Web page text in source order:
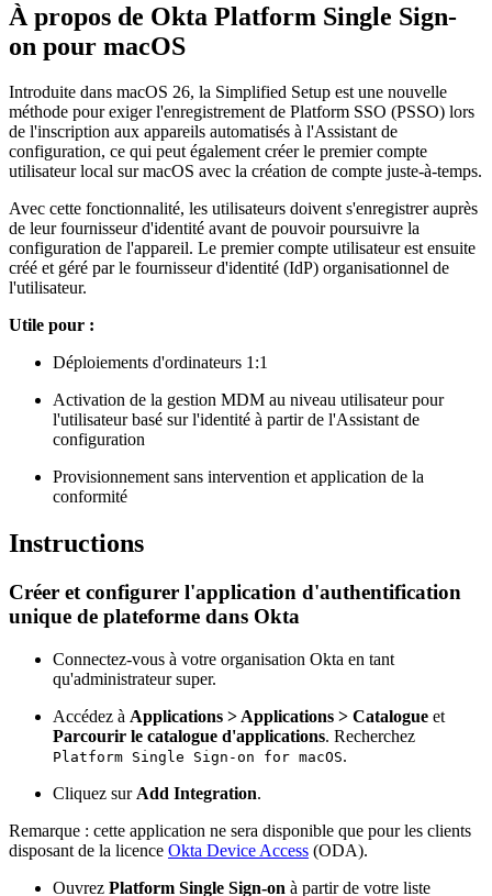
À propos de Okta Platform Single Sign-
on pour macOS
Introduite dans macOS 26, la Simplified Setup est une nouvelle
méthode pour exiger l'enregistrement de Platform SSO (PSSO) lors
de l'inscription aux appareils automatisés à l'Assistant de
configuration, ce qui peut également créer le premier compte
utilisateur local sur macOS avec la création de compte juste-à-temps.
Avec cette fonctionnalité, les utilisateurs doivent s'enregistrer auprès
de leur fournisseur d'identité avant de pouvoir poursuivre la
configuration de l'appareil. Le premier compte utilisateur est ensuite
créé et géré par le fournisseur d'identité (IdP) organisationnel de
l'utilisateur.
Utile pour :
Déploiements d'ordinateurs 1:1
Activation de la gestion MDM au niveau utilisateur pour
l'utilisateur basé sur l'identité à partir de l'Assistant de
configuration
Provisionnement sans intervention et application de la
conformité
Instructions
Créer et configurer l'application d'authentification
unique de plateforme dans Okta
Connectez-vous à votre organisation Okta en tant
qu'administrateur super.
Accédez à Applications > Applications > Catalogue et
Parcourir le catalogue d'applications. Recherchez
Platform Single Sign-on for macOS.
Cliquez sur Add Integration.
Remarque : cette application ne sera disponible que pour les clients
disposant de la licence Okta Device Access (ODA).
Ouvrez Platform Single Sign-on à partir de votre liste